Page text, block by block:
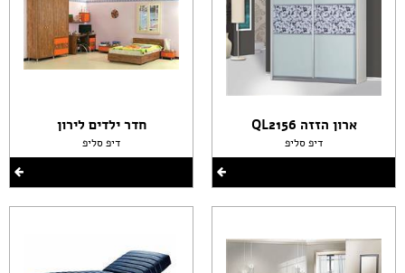
ארון הזזה QL2156
דיפ סליפ
חדר ילדים לירון
דיפ סליפ